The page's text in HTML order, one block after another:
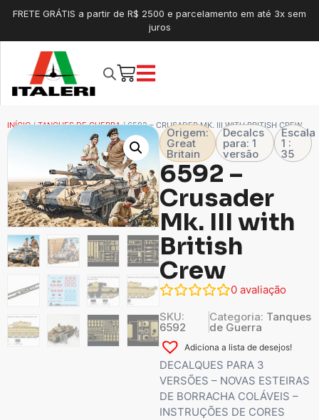
FRETE GRÁTIS a partir de R$ 2500 e parcelamento em até 3x sem
juros
INÍCIO/TANQUES DE GUERRA/ 6592 – CRUSADER MK. III WITH BRITISH CREW
Origem:
Great
Britain
Decalcs
para: 1
versão
Escala
1 :
35
6592 –
Crusader
Mk. III with
British
Crew
0 avaliação
SKU:
6592
Categoria: Tanques
de Guerra
Adiciona a lista de desejos!
DECALQUES PARA 3
VERSÕES – NOVAS ESTEIRAS
DE BORRACHA COLÁVEIS –
INSTRUÇÕES DE CORES